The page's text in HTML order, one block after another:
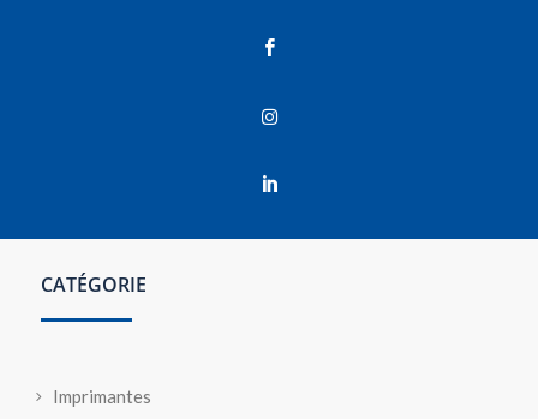



CATÉGORIE
Imprimantes